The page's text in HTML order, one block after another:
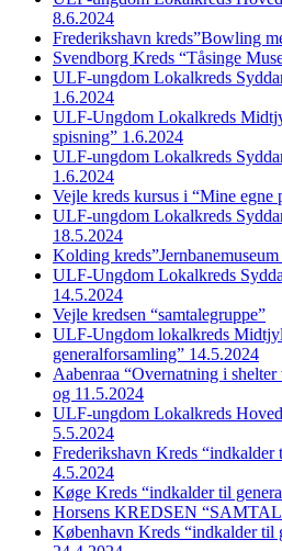
8.6.2024
Frederikshavn kreds”Bowling
Svendborg Kreds “Tåsinge
ULF-ungdom Lokalkreds
1.6.2024
ULF-Ungdom Lokalkreds
spisning” 1.6.2024
ULF-ungdom Lokalkreds
1.6.2024
Vejle kreds kursus i “Mine egne
ULF-ungdom Lokalkreds
18.5.2024
Kolding
ULF-Ungdom Lokalkreds
14.5.2024
Vejle kredsen “samtalegruppe”
ULF-Ungdom lokalkreds
generalforsamling” 14.5.2024
Aabenraa “Overnatning i
og 11.5.2024
ULF-ungdom Lokalkreds
5.5.2024
Frederikshavn Kreds “indkalder
4.5.2024
Køge Kreds “indkalder til
Horsens KREDSEN
København Kreds “indkalder til